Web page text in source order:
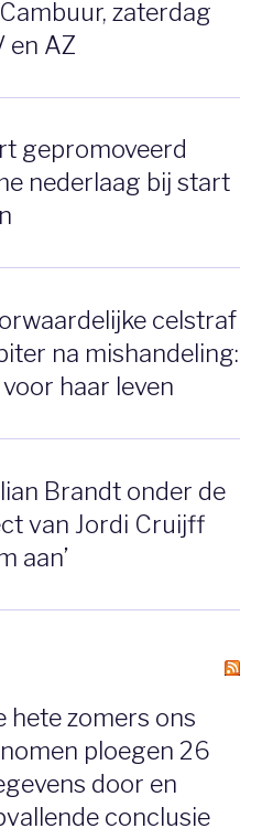
zaterdag
en AZ
gepromoveerd
nederlaag bij start
celstraf
na mishandeling:
haar leven
Brandt onder de
van Jordi Cruijff
aan’
hete zomers ons
ploegen 26
door en
conclusie